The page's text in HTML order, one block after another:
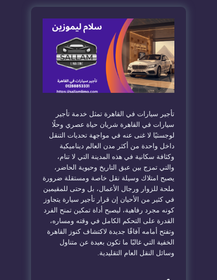
تأجير سيارات في القاهرة تمثل خدمة تأجير
سيارات في القاهرة شريان حياة عصري وحلًا
لوجستيًا لا غنى عنه في مواجهة تحديات التنقل
داخل واحدة من أكثر مدن العالم ديناميكية
وكثافة سكانية في هذه المدينة التي لا تنام،
والتي تمزج بين عبق التاريخ وحيوية الحاضر،
يصبح امتلاك وسيلة نقل خاصة ومستقلة ضرورة
ملحة للزوار ورجال الأعمال، بل وحتى للمقيمين
في كثير من الأحيان إن قرار تأجير سيارة يتجاوز
كونه مجرد رفاهية، ليصبح أداة تمكين تمنح الفرد
القدرة على التحكم الكامل في وقته ومساره،
وتفتح أمامه آفاقًا جديدة لاكتشاف كنوز القاهرة
الخفية التي غالبًا ما تكون بعيدة عن متناول
وسائل النقل العام التقليدية.